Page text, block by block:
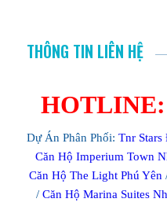
THÔNG TIN LIÊN HỆ
HOTLINE:
Dự Án Phân Phối:Tnr
Căn Hộ Imperium Town
Căn Hộ The Light Phú Yên
/ Căn Hộ Marina Suites